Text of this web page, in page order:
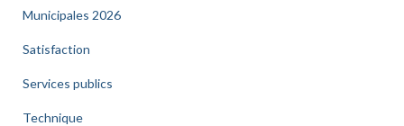
Municipales 2026
Satisfaction
Services publics
Technique